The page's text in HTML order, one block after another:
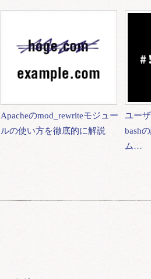
Apacheのmod_rewriteモジュー
ルの使い方を徹底的に解説
ユー
bash
ム…